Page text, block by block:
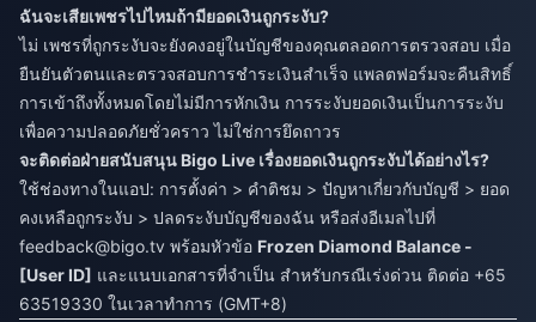
ฉันจะเสียเพชรไปไหมถ้ามียอดเงินถูกระงับ?
ไม่ เพชรที่ถูกระงับจะยังคงอยู่ในบัญชีของคุณตลอดการตรวจสอบ เมื่อ
ยืนยันตัวตนและตรวจสอบการชำระเงินสำเร็จ แพลตฟอร์มจะคืนสิทธิ์
การเข้าถึงทั้งหมดโดยไม่มีการหักเงิน การระงับยอดเงินเป็นการระงับ
เพื่อความปลอดภัยชั่วคราว ไม่ใช่การยึดถาวร
จะติดต่อฝ่ายสนับสนุน Bigo Live เรื่องยอดเงินถูกระงับได้อย่างไร?
ใช้ช่องทางในแอป: การตั้งค่า > คำติชม > ปัญหาเกี่ยวกับบัญชี > ยอด
คงเหลือถูกระงับ > ปลดระงับบัญชีของฉัน หรือส่งอีเมลไปที่
feedback@bigo.tv พร้อมหัวข้อ Frozen Diamond Balance -
[User ID] และแนบเอกสารที่จำเป็น สำหรับกรณีเร่งด่วน ติดต่อ +65
63519330 ในเวลาทำการ (GMT+8)